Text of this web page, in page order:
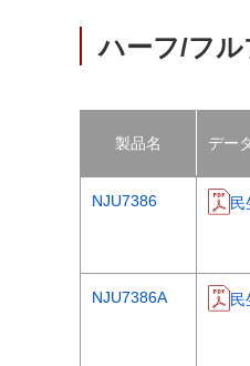
ハーフ/フ
製品名 デー
NJU7386 民
NJU7386A 民